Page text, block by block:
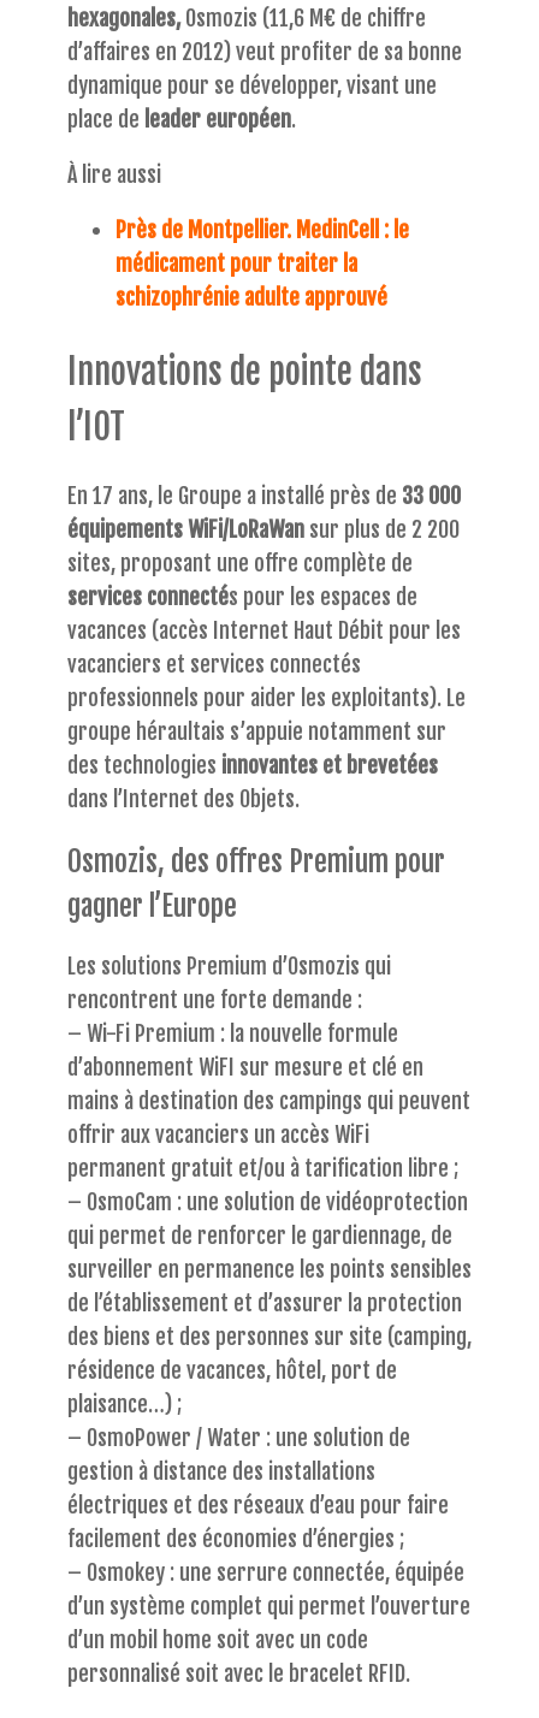
hexagonales,Osmozis (11,6 M€ de chiffre
d’affaires en 2012) veut profiter de sa bonne
dynamique pour se développer, visant une
place de leader européen.
À lire aussi
Près de Montpellier. MedinCell : le
médicament pour traiter la
schizophrénie adulte approuvé
Innovations de pointe dans
l’IOT
En 17 ans, le Groupe a installé près de 33 000
équipements WiFi/LoRaWan sur plus de 2 200
sites, proposant une offre complète de
services connectés pour les espaces de
vacances (accès Internet Haut Débit pour les
vacanciers et services connectés
professionnels pour aider les exploitants). Le
groupe héraultais s’appuie notamment sur
des technologies innovantes et brevetées
dans l’Internet des Objets.
Osmozis, des offres Premium pour
gagner l’Europe
Les solutions Premium d’Osmozis qui
rencontrent une forte demande :
– Wi-Fi Premium : la nouvelle formule
d’abonnement WiFI sur mesure et clé en
mains à destination des campings qui peuvent
offrir aux vacanciers un accès WiFi
permanent gratuit et/ou à tarification libre ;
– OsmoCam : une solution de vidéoprotection
qui permet de renforcer le gardiennage, de
surveiller en permanence les points sensibles
de l’établissement et d’assurer la protection
des biens et des personnes sur site (camping,
résidence de vacances, hôtel, port de
plaisance…) ;
– OsmoPower / Water : une solution de
gestion à distance des installations
électriques et des réseaux d’eau pour faire
facilement des économies d’énergies ;
– Osmokey : une serrure connectée, équipée
d’un système complet qui permet l’ouverture
d’un mobil home soit avec un code
personnalisé soit avec le bracelet RFID.